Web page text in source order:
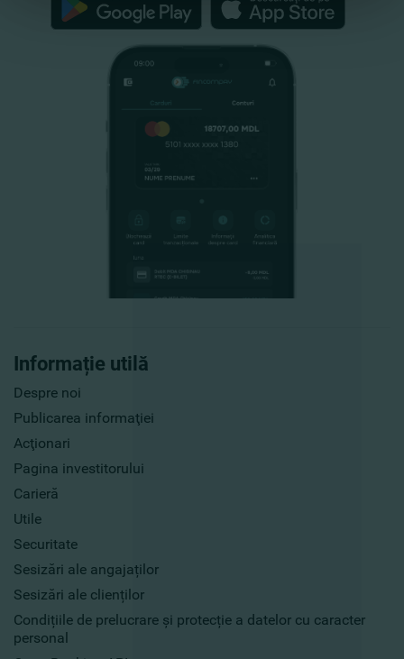
Informație utilă
Despre noi
Publicarea informaţiei
Acţionari
Pagina investitorului
Carieră
Utile
Securitate
Sesizări ale angajaților
Sesizări ale clienților
Condițiile de prelucrare și protecție a datelor cu caracter
personal